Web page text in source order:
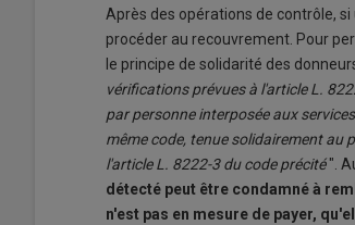
Après des opérations de contrôle,
procéder au recouvrement. Pour
le principe de solidarité des
vérifications prévues à l'article L.
par personne interposée aux
même code, tenue solidairement au
l'article L. 8222-3 du code précité".
détecté peut être condamné à
n'est pas en mesure de payer,